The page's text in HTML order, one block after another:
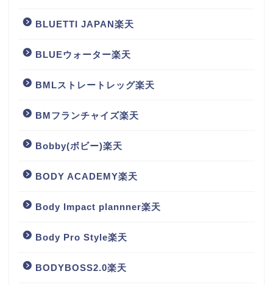
BLUETTI JAPAN楽天
BLUEウォーター楽天
BMLストレートレッグ楽天
BMフランチャイズ楽天
Bobby(ボビー)楽天
BODY ACADEMY楽天
Body Impact plannner楽天
Body Pro Style楽天
BODYBOSS2.0楽天